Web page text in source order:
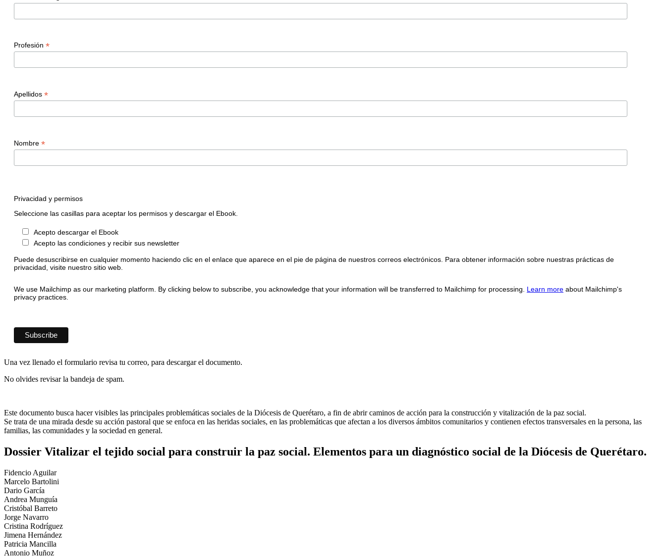
Profesión *
Apellidos *
Nombre *
Privacidad y permisos
Seleccione las casillas para aceptar los permisos y descargar el Ebook.
Acepto descargar el Ebook
Acepto las condiciones y recibir sus newsletter
Puede desuscribirse en cualquier momento haciendo clic en el enlace que aparece en el pie de página de nuestros correos electrónicos. Para obtener información sobre nuestras prácticas de
privacidad, visite nuestro sitio web.
We use Mailchimp as our marketing platform. By clicking below to subscribe, you acknowledge that your information will be transferred to Mailchimp for processing. Learn more about Mailchimp's
privacy practices.
Una vez llenado el formulario revisa tu correo, para descargar el documento.
No olvides revisar la bandeja de spam.
Este documento busca hacer visibles las principales problemáticas sociales de la Diócesis de Querétaro, a fin de abrir caminos de acción para la construcción y vitalización de la paz social.
Se trata de una mirada desde su acción pastoral que se enfoca en las heridas sociales, en las problemáticas que afectan a los diversos ámbitos comunitarios y contienen efectos transversales en la persona, las
familias, las comunidades y la sociedad en general.
Dossier Vitalizar el tejido social para construir la paz social. Elementos para un diagnóstico social de la Diócesis de Querétaro.
Fidencio Aguilar
Marcelo Bartolini
Dario García
Andrea Munguía
Cristóbal Barreto
Jorge Navarro
Cristina Rodríguez
Jimena Hernández
Patricia Mancilla
Antonio Muñoz